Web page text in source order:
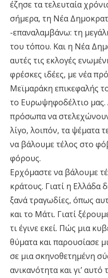
έζησε τα τελευταία
σήμερα, τη Νέα
-επαναλαμβάνω: τη
του τόπου. Και η Νέα
αυτές τις εκλογές
φρέσκες ιδέες, με νέα
Μεϊμαράκη επικεφαλής
το Ευρωψηφοδέλτιο μας.
πρόσωπα να
λίγο, λοιπόν, τα ψέματα
να βάλουμε τέλος στο
φόρους.
Ερχόμαστε να βάλουμε
κράτους. Γιατί η Ελλάδα
ξανά τραγωδίες, όπως
και το Μάτι. Γιατί
τι έγινε εκεί. Πώς μια
θύματα και παρουσίασε
σε μια σκηνοθετημένη
ανικανότητα και γι’